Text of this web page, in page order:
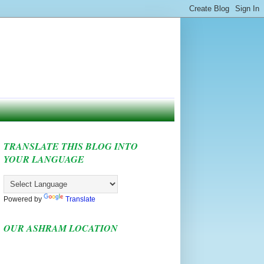
TRANSLATE THIS BLOG INTO
YOUR LANGUAGE
Powered by Translate
OUR ASHRAM LOCATION